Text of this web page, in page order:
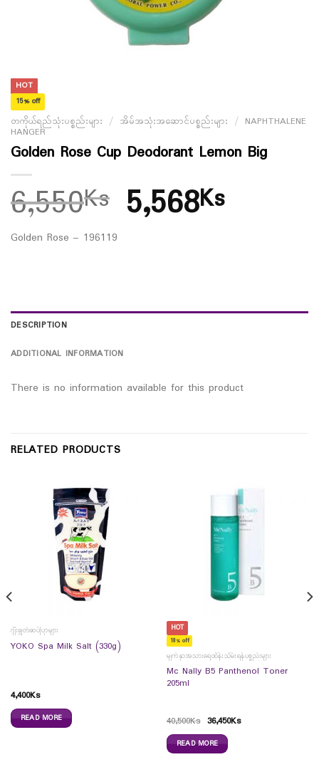
HOT
15% off
တကိုယ်ရည်သုံးပစ္စည်းများ / အိမ်အသုံးအဆောင်ပစ္စည်းများ / NAPHTHALENE
HANGER
Golden Rose Cup Deodorant Lemon Big
6,550Ks 5,568Ks
Golden Rose – 196119
DESCRIPTION
ADDITIONAL INFORMATION
There is no information available for this product
RELATED PRODUCTS
ဂျီးချွတ်ဆပ်ပြာများ
YOKO Spa Milk Salt (330g)
4,400Ks
READ MORE
HOT
10% off
မျက်နှာအသားရေထိန်းသိမ်းရန်ပစ္စည်းများ
Mc Nally B5 Panthenol Toner
205ml
40,500Ks 36,450Ks
READ MORE